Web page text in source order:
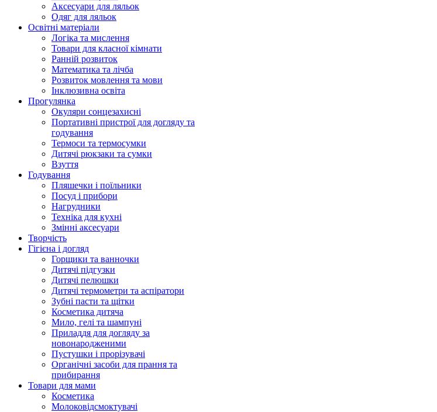
Аксесуари для ляльок
Одяг для ляльок
Освітні матеріали
Логіка та мислення
Товари для класної кімнати
Ранній розвиток
Математика та лічба
Розвиток мовлення та мови
Інклюзивна освіта
Прогулянка
Окуляри сонцезахисні
Портативні пристрої для догляду та
годування
Термоси та термосумки
Дитячі рюкзаки та сумки
Взуття
Годування
Пляшечки і поїльники
Посуд і прибори
Нагрудники
Техніка для кухні
Змінні аксесуари
Творчість
Гігієна і догляд
Горщики та ванночки
Дитячі підгузки
Дитячі пелюшки
Дитячі термометри та аспіратори
Зубні пасти та щітки
Косметика дитяча
Мило, гелі та шампуні
Приладдя для догляду за
новонародженими
Пустушки і прорізувачі
Органічні засоби для прання та
прибирання
Товари для мами
Косметика
Молоковідсмоктувачі